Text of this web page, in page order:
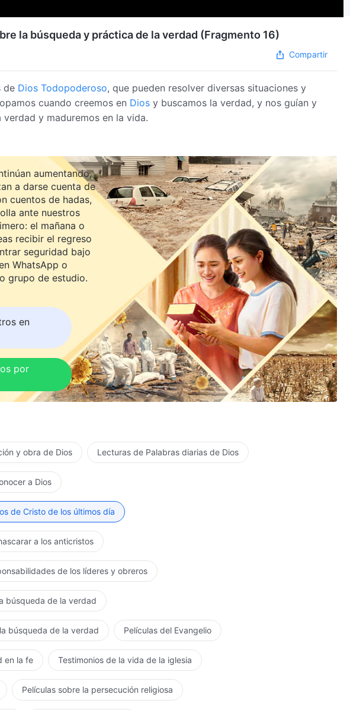
la búsqueda y práctica de la verdad (Fragmento 16)
Compartir
de Dios Todopoderoso, que pueden resolver diversas situaciones y
cuando creemos en Dios y buscamos la verdad, y nos guían y
y maduremos en la vida.
aumentando,
a darse cuenta de
cuentos de hadas,
ante nuestros
el mañana o
recibir el regreso
seguridad bajo
WhatsApp o
grupo de estudio.
en
por
y obra de Dios Lecturas de Palabras diarias de Dios
a Dios
de Cristo de los últimos día
a los anticristos
de los líderes y obreros
búsqueda de la verdad
búsqueda de la verdad Películas del Evangelio
en la fe Testimonios de la vida de la iglesia
Películas sobre la persecución religiosa